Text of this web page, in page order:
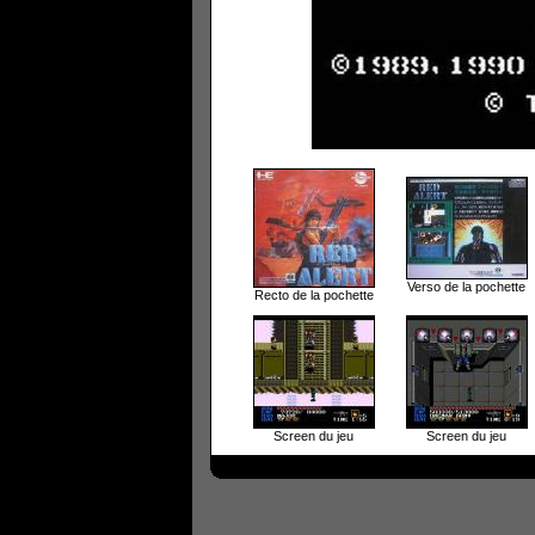
Recto de la pochette
Verso de la pochette
Screen du jeu Screen du jeu